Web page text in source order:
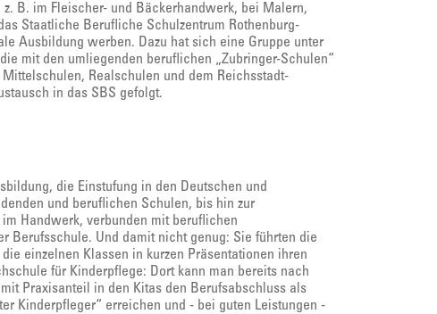
B. im Fleischer- und Bäckerhandwerk, bei Malern,
Staatliche Berufliche Schulzentrum Rothenburg-
Ausbildung werben. Dazu hat sich eine Gruppe unter
mit den umliegenden beruflichen „Zubringer-Schulen“
Realschulen und dem Reichsstadt-
in das SBS gefolgt.
die Einstufung in den Deutschen und
und beruflichen Schulen, bis hin zur
Handwerk, verbunden mit beruflichen
Berufsschule. Und damit nicht genug: Sie führten die
einzelnen Klassen in kurzen Präsentationen ihren
für Kinderpflege: Dort kann man bereits nach
Praxisanteil in den Kitas den Berufsabschluss als
Kinderpfleger“ erreichen und - bei guten Leistungen -